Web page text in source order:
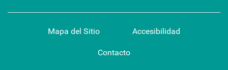
Mapa del Sitio Accesibilidad
Contacto